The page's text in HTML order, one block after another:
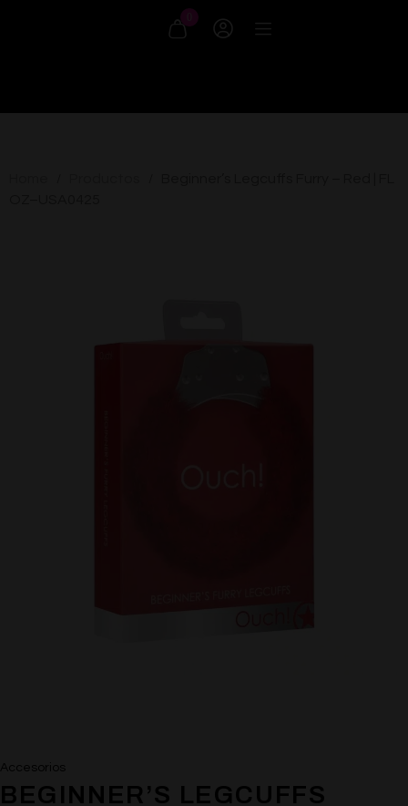
Accesorios
BEGINNER’S LEGCUFFS